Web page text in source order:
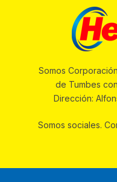
Somos
de Tumbes
Dirección:
Somos sociales.